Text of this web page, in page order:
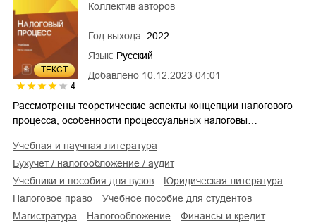
ТЕКСТ
4
Добавлено 10.12.2023 04:01
Коллектив авторов
Год выхода: 2022
Язык: Русский
Рассмотрены теоретические аспекты концепции налогового
процесса, особенности процессуальных налоговы…
учебная и научная литература
бухучет / налогообложение / аудит
учебники и пособия для вузов
юридическая литература
налоговое право
учебное пособие для студентов
магистратура
налогообложение
финансы и кредит